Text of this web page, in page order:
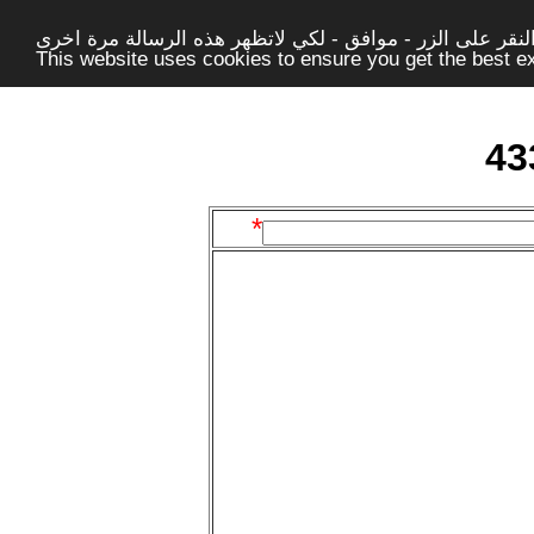
على الزر - موافق - لكي لاتظهر هذه الرسالة مرة اخرى -
This website uses cookies to ensure you get the best
*